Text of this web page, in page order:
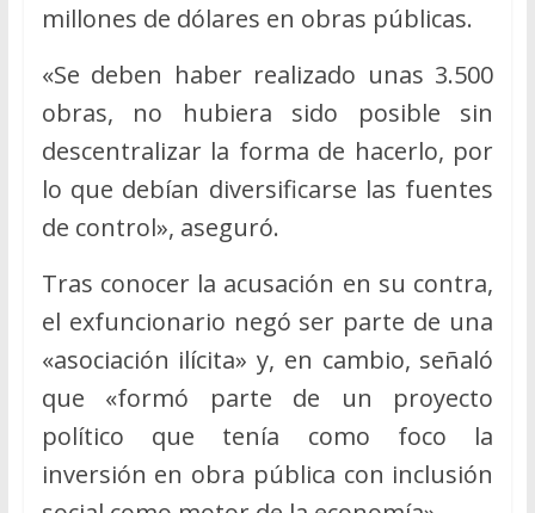
millones de dólares en obras públicas.
«Se deben haber realizado unas 3.500
obras, no hubiera sido posible sin
descentralizar la forma de hacerlo, por
lo que debían diversificarse las fuentes
de control», aseguró.
Tras conocer la acusación en su contra,
el exfuncionario negó ser parte de una
«asociación ilícita» y, en cambio, señaló
que «formó parte de un proyecto
político que tenía como foco la
inversión en obra pública con inclusión